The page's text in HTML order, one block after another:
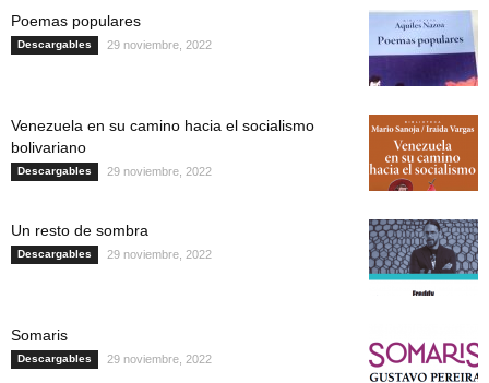
Poemas populares
Descargables 29 noviembre, 2022
Venezuela en su camino hacia el socialismo
bolivariano
Descargables 29 noviembre, 2022
Un resto de sombra
Descargables 29 noviembre, 2022
Somaris
Descargables 29 noviembre, 2022